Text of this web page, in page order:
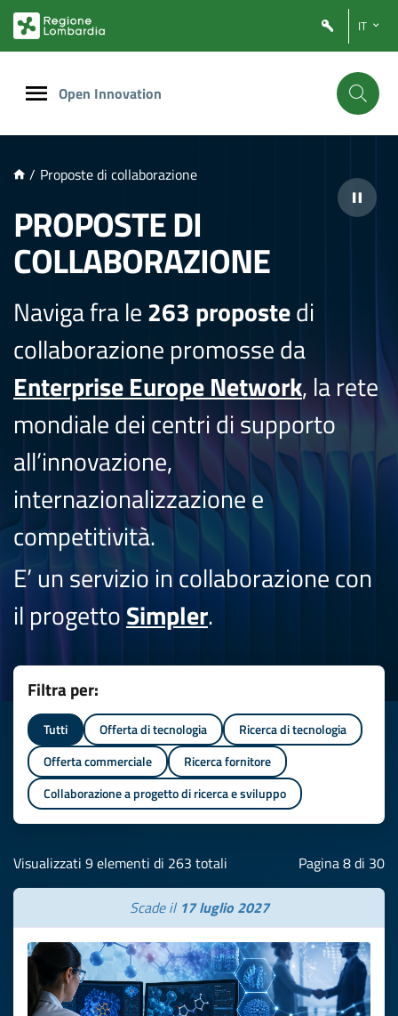
PRINCIPALE
IT
Open Innovation
/ Proposte di collaborazione
PROPOSTE DI
COLLABORAZIONE
Naviga fra le263 propostedi
collaborazione promosse da
Enterprise Europe Network, la rete
mondiale dei centri di supporto
all’innovazione,
internazionalizzazione e
competitività.
E’ un servizio in collaborazione con
il progettoSimpler.
Filtra per:
Tutti Offerta di tecnologia
Ricerca di tecnologia
Offerta commerciale
Ricerca fornitore
Collaborazione a progetto di ricerca e sviluppo
Visualizzati 9 elementi di 263 totali Pagina 8 di 30
Scade il 17 luglio 2027